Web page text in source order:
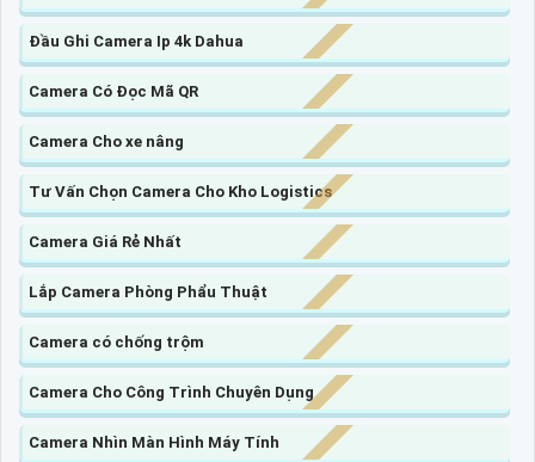
Đầu Ghi Camera Ip 4k Dahua
Camera Có Đọc Mã QR
Camera Cho xe nâng
Tư Vấn Chọn Camera Cho Kho Logistics
Camera Giá Rẻ Nhất
Lắp Camera Phòng Phẩu Thuật
Camera có chống trộm
Camera Cho Công Trình Chuyên Dụng
Camera Nhìn Màn Hình Máy Tính